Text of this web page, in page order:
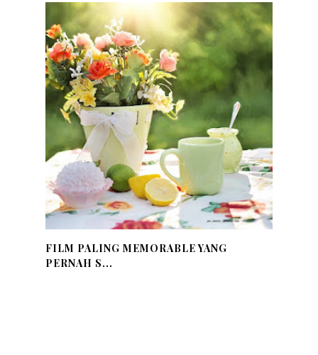
FILM PALING MEMORABLE YANG
PERNAH S...